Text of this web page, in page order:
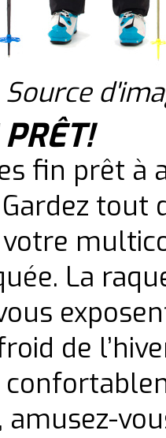
Source
fin prêt
tout
votre
La
de
amusez-